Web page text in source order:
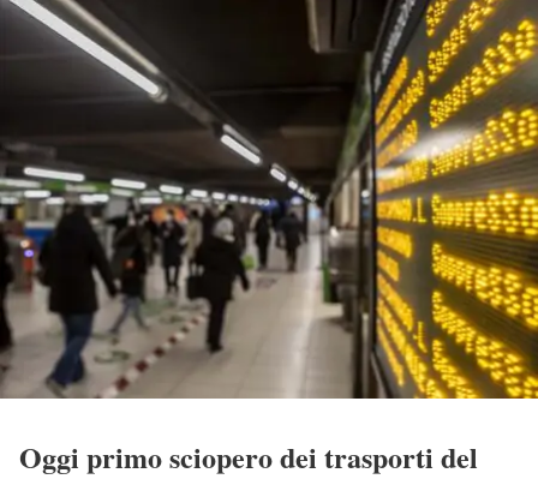
Oggi primo sciopero dei trasporti del